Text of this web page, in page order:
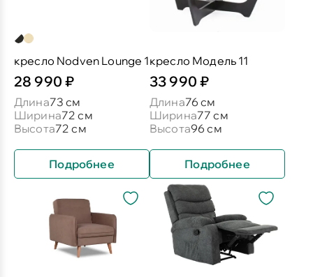
кресло Nodven Lounge 1
28 990 ₽
Длина73 см
Ширина72 см
Высота72 см
Подробнее
кресло Модель 11
33 990 ₽
Длина76 см
Ширина77 см
Высота96 см
Подробнее